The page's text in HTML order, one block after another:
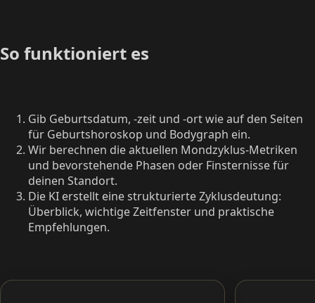
So funktioniert es
Gib Geburtsdatum, -zeit und -ort wie auf den Seiten
für Geburtshoroskop und Bodygraph ein.
Wir berechnen die aktuellen Mondzyklus-Metriken
und bevorstehende Phasen oder Finsternisse für
deinen Standort.
Die KI erstellt eine strukturierte Zyklusdeutung:
Überblick, wichtige Zeitfenster und praktische
Empfehlungen.